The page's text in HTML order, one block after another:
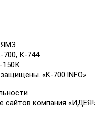
ЯМЗ
700, К-744
150К
«K-700.INFO».
сайтов компания